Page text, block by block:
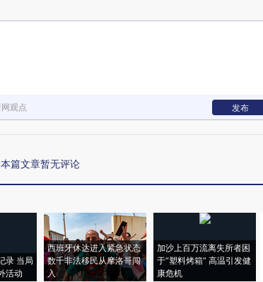
观点 发布
本篇文章暂无评论
录 当局
活动
西班牙休达进入紧急状态
数千非法移民从摩洛哥闯
入
加沙上百万流离失所者困
于“塑料烤箱” 高温引发健
康危机